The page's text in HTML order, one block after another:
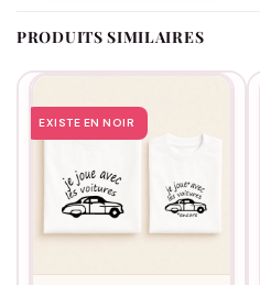
tard… quand le petit duvet
PRODUITS SIMILAIRES
EXISTE EN NOIR